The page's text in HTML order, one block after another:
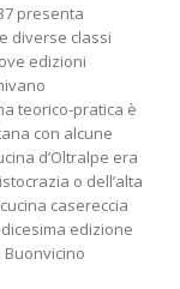
presenta
diverse classi
edizioni
teorico-pratica è
con alcune
d’Oltralpe era
o dell’alta
casereccia
edizione
Buonvicino